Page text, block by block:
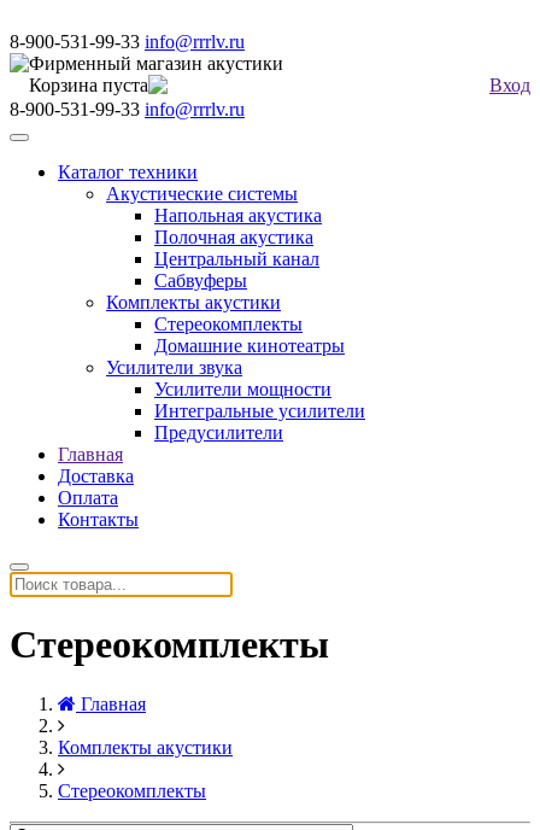
8-900-531-99-33 info@rrrlv.ru
Фирменный магазин акустики
Корзина пуста
Вход
8-900-531-99-33 info@rrrlv.ru
Меню
Каталог техники
Акустические системы
Напольная акустика
Полочная акустика
Центральный канал
Сабвуферы
Комплекты акустики
Стереокомплекты
Домашние кинотеатры
Усилители звука
Усилители мощности
Интегральные усилители
Предусилители
Главная
Доставка
Оплата
Контакты
Стереокомплекты
Главная
Комплекты акустики
Стереокомплекты